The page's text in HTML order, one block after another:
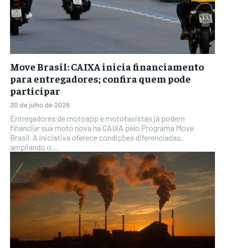
Move Brasil: CAIXA inicia financiamento
para entregadores; confira quem pode
participar
30 de julho de 2026
Entregadores de motoapp e mototaxistas já podem
financiar sua moto nova na CAIXA pelo Programa Move
Brasil. A iniciativa oferece condições diferenciadas,
ampliando o...